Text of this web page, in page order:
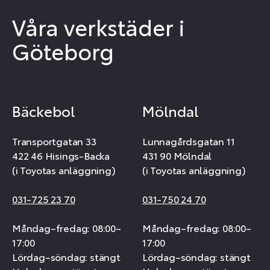
Våra verkstäder i
Göteborg
Bäckebol
Transportgatan 33
422 46 Hisings-Backa
(i Toyotas anläggning)
031-725 23 70
Måndag–fredag: 08:00–
17:00
Lördag–söndag: stängt
Mölndal
Lunnagårdsgatan 11
431 90 Mölndal
(i Toyotas anläggning)
031-750 24 70
Måndag–fredag: 08:00–
17:00
Lördag–söndag: stängt